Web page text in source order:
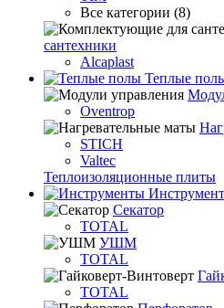
Все категории (8)
сантехники
Alcaplast
Теплые
Oventrop
STICH
Valtec
Теплоизоляционные плиты
Секатор
TOTAL
УШМ
TOTAL
TOTAL